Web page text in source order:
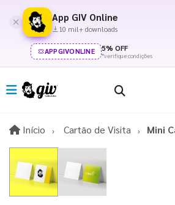
App GIV Online
10 mil+ downloads
APPGIVONLINE 5% OFF
*verifique condições
Início InícioCartão de Visita Mini